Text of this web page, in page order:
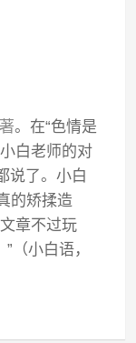
。在“色情是
白老师的对
说了。小白
的矫揉造
章不过玩
（小白语，